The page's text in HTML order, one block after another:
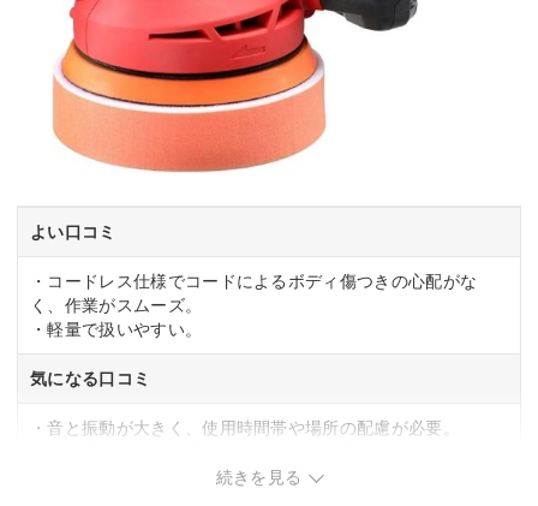
よい口コミ
・コードレス仕様でコードによるボディ傷つきの心配がな
く、作業がスムーズ。
・軽量で扱いやすい。
気になる口コミ
・音と振動が大きく、使用時間帯や場所の配慮が必要。
続きを見る